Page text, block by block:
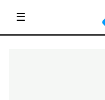
☰